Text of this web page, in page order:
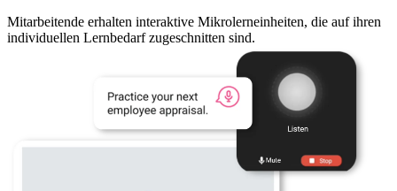
Mitarbeitende erhalten interaktive Mikrolerneinheiten, die auf ihren
individuellen Lernbedarf zugeschnitten sind.